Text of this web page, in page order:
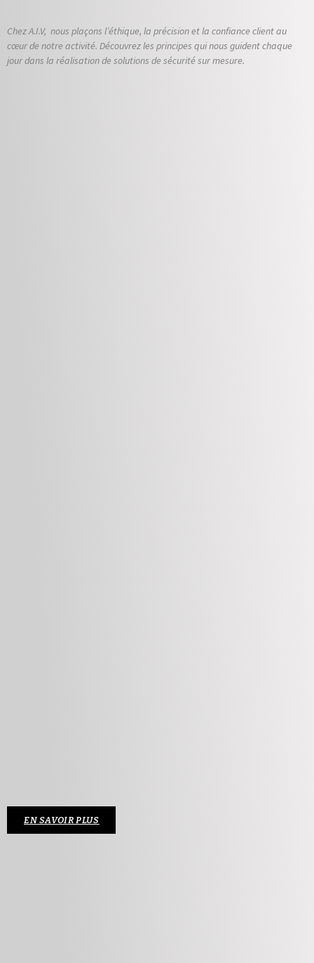
Chez A.I.V, nous plaçons l’éthique, la précision et la confiance client au
cœur de notre activité. Découvrez les principes qui nous guident chaque
jour dans la réalisation de solutions de sécurité sur mesure.
EN SAVOIR PLUS